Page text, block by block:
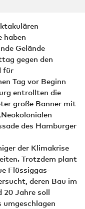
haben
Gelände
gegen den
für
Tag vor Beginn
entrollten die
große Banner mit
des Hamburger
der Klimakrise
Trotzdem plant
Flüssiggas-
deren Bau im
20 Jahre soll
umgeschlagen